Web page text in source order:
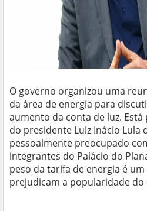
O governo organizou uma
da área de energia para
aumento da conta de luz.
do presidente Luiz Inácio Lula
pessoalmente preocupado
integrantes do Palácio do
peso da tarifa de energia é
prejudicam a popularidade